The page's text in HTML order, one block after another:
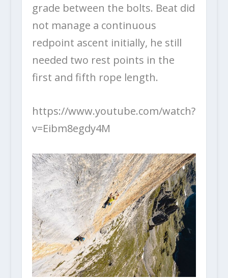
grade between the bolts. Beat did
not manage a continuous
redpoint ascent initially, he still
needed two rest points in the
first and fifth rope length.
https://www.youtube.com/watch?
v=Eibm8egdy4M